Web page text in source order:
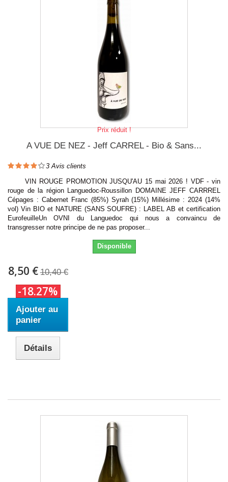
Prix réduit !
A VUE DE NEZ - Jeff CARREL - Bio & Sans...
3 Avis clients
VIN ROUGE PROMOTION JUSQU'AU 15 mai 2026 ! VDF - vin
rouge de la région Languedoc-Roussillon DOMAINE JEFF CARRREL
Cépages : Cabernet Franc (85%) Syrah (15%) Millésime : 2024 (14%
vol) Vin BIO et NATURE (SANS SOUFRE) : LABEL AB et certification
EurofeuilleUn OVNI du Languedoc qui nous a convaincu de
transgresser notre principe de ne pas proposer...
Disponible
8,50 € 10,40 €
-18.27%
Ajouter au
panier
Détails